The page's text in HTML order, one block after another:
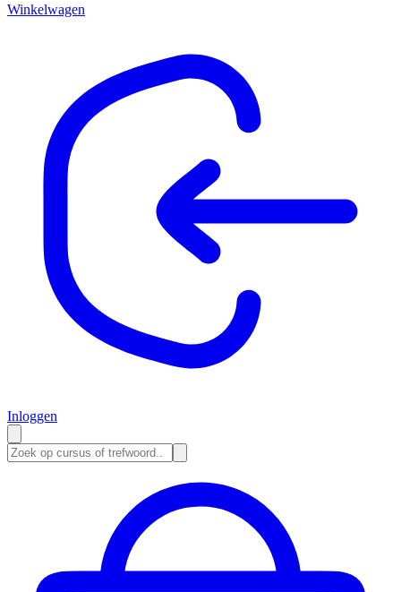
Winkelwagen
Inloggen